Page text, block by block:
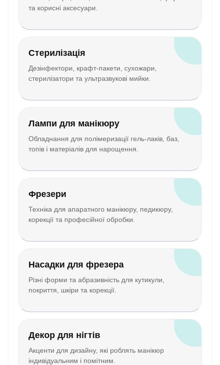
та корисні аксесуари.
Стерилізація
Дезінфектори, крафт-пакети, сухожари,
стерилізатори та ультразвукові мийки.
Лампи для манікюру
Обладнання для полімеризації гель-лаків, баз,
топів і матеріалів для нарощення.
Фрезери
Техніка для апаратного манікюру, педикюру,
корекції та професійної обробки.
Насадки для фрезера
Різні форми та абразивність для кутикули,
покриття, шкіри та корекції.
Декор для нігтів
Акценти для дизайну, які роблять манікюр
індивідуальним і помітним.